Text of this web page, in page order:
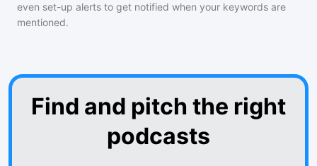
even set-up alerts to get notified when your keywords are
mentioned.
Find and pitch the right
podcasts